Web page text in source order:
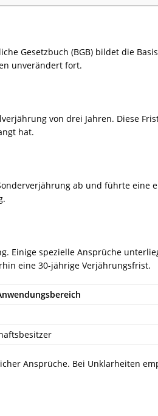
Gesetzbuch (BGB) bildet die
unverändert fort.
von drei Jahren. Diese
hat.
ab und führte eine
Einige spezielle Ansprüche
eine 30-jährige Verjährungsfrist.
Ansprüche. Bei Unklarheiten